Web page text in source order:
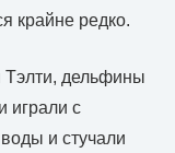
крайне редко.
Тэлти, дельфины
играли с
и стучали